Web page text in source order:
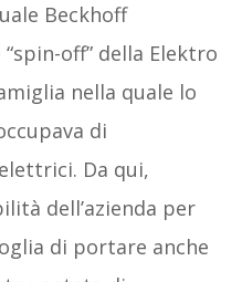
Beckhoff
off” della Elektro
nella quale lo
di
Da qui,
dell’azienda per
di portare anche